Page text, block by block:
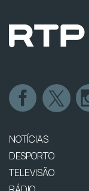
NOTÍCIAS
DESPORTO
TELEVISÃO